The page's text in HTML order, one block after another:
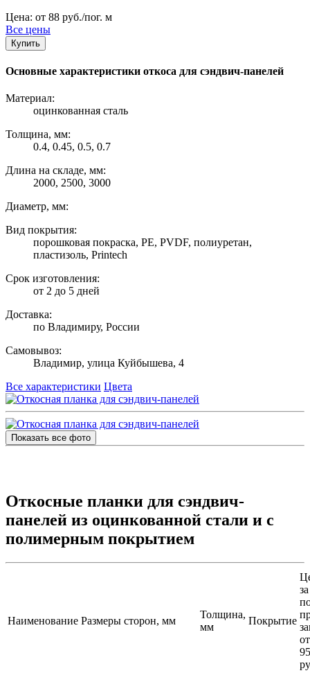
Цена: от 88 руб./пог. м
Все цены
Купить
Основные характеристики откоса для сэндвич-панелей
Материал:
оцинкованная сталь
Толщина, мм:
0.4, 0.45, 0.5, 0.7
Длина на складе, мм:
2000, 2500, 3000
Диаметр, мм:
Вид покрытия:
порошковая покраска, PE, PVDF, полиуретан,
пластизоль, Printech
Срок изготовления:
от 2 до 5 дней
Доставка:
по Владимиру, России
Самовывоз:
Владимир, улица Куйбышева, 4
Все характеристики Цвета
Показать все фото
Откосные планки для сэндвич-
панелей из оцинкованной стали и с
полимерным покрытием
Наименование Размеры сторон, мм
Толщина,
мм
Покрытие
от